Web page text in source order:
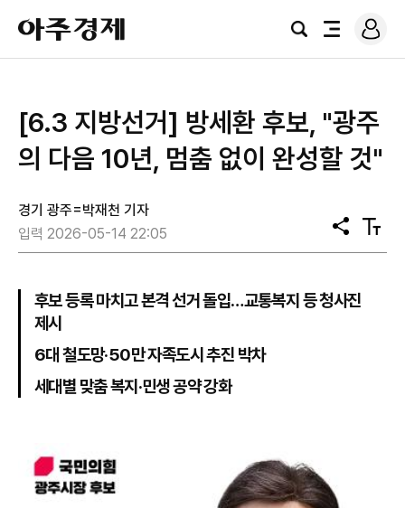
아
주
경
검
전
로
그
[6.3 지방선거] 방세환 후보, "광주
의 다음 10년, 멈춤 없이 완성할 것"
경기 광주=박재천 기자
입력 2026-05-14 22:05
공
유
텍
스
후보 등록 마치고 본격 선거 돌입…교통복지 등 청사진
제시
6대 철도망·50만 자족도시 추진 박차
세대별 맞춤 복지·민생 공약 강화